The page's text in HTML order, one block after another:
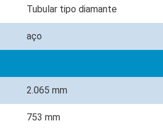
Tubular tipo diamante
aço
2.065 mm
753 mm